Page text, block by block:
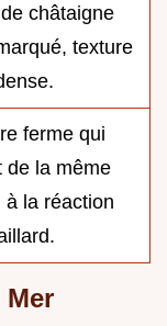
châtaigne
texture
ferme qui
de la même
à la réaction
Mer